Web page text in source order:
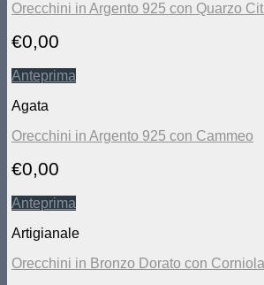
Orecchini in Argento 925 con Quarzo
€0,00
Anteprima
Agata
Orecchini in Argento 925 con Cammeo
€0,00
Anteprima
Artigianale
Orecchini in Bronzo Dorato con Corniola